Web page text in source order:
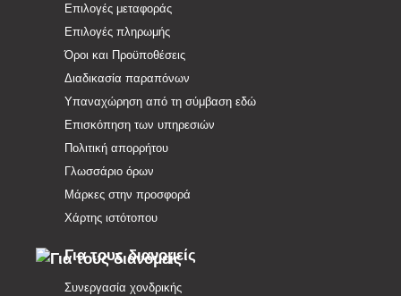
Επιλογές μεταφοράς
Επιλογές πληρωμής
Όροι και Προϋποθέσεις
Διαδικασία παραπόνων
Υπαναχώρηση από τη σύμβαση εδώ
Επισκόπηση των υπηρεσιών
Πολιτική απορρήτου
Γλωσσάριο όρων
Μάρκες στην προσφορά
Χάρτης ιστότοπου
Για τους διανομείς
Συνεργασία χονδρικής